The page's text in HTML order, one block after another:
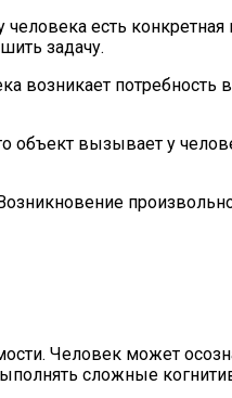
есть
задачу.
возникает
объект вызывает у
Человек может
сложные